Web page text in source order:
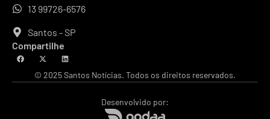
13 99726-6576
Santos - SP
Compartilhe
© 2025 Santos Notícias. Todos os direitos reservados.
Desenvolvido por: